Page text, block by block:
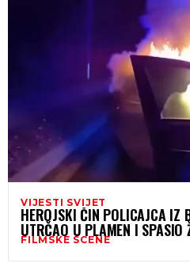
VIJESTI SVIJET
HEROJSKI ČIN POLICAJCA
UTRČAO U PLAMEN I SPASIO
KOSA
FILMSKE SCENE